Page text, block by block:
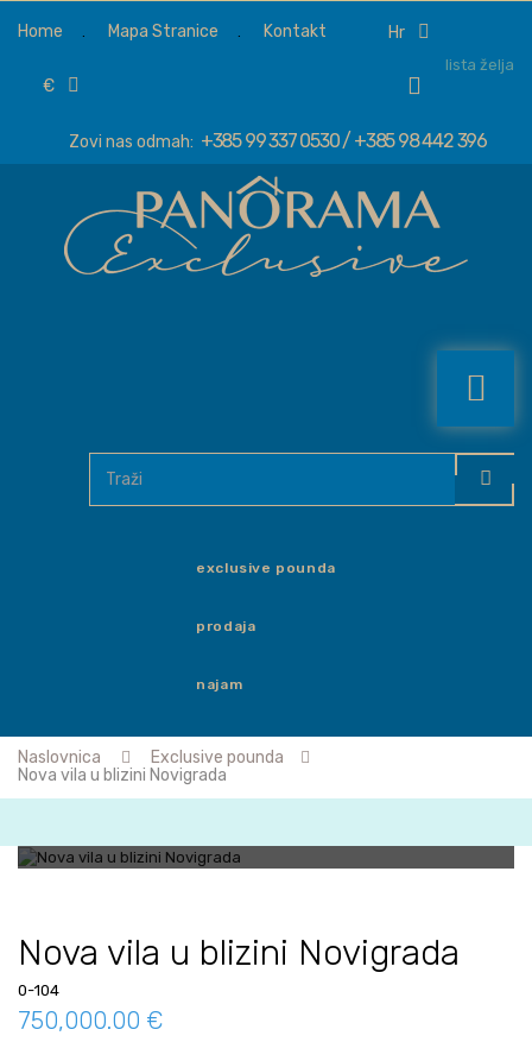
Home Mapa Stranice Kontakt hr
€
lista želja
Zovi nas odmah: +385 99 337 0530 / +385 98 442 396
exclusive pounda
prodaja
najam
Naslovnica
Exclusive pounda
Nova vila u blizini Novigrada
Nova vila u blizini Novigrada
0-104
750,000.00 €